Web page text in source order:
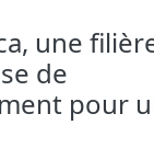
une
de
pour